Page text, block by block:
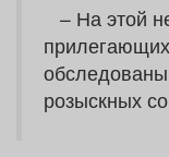
ТВ программа
– На этой
розыскных